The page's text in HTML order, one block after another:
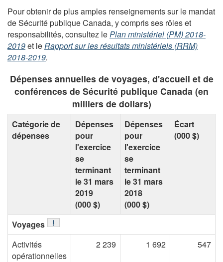
Pour obtenir de plus amples renseignements sur le mandat
de Sécurité publique Canada, y compris ses rôles et
responsabilités, consultez le Plan ministériel (PM) 2018-
2019et le Rapport sur les résultats ministériels (RRM)
2018-2019.
Dépenses annuelles de voyages, d'accueil et de
conférences de Sécurité publique Canada (en
milliers de dollars)
Catégorie de
dépenses
Dépenses
pour
l'exercice
se
terminant
le 31 mars
2019
(000 $)
Dépenses
pour
l'exercice
se
terminant
le 31 mars
2018
(000 $)
Écart
(000 $)
Voyages Note de table
i
Activités
opérationnelles
2 239 1 692 547